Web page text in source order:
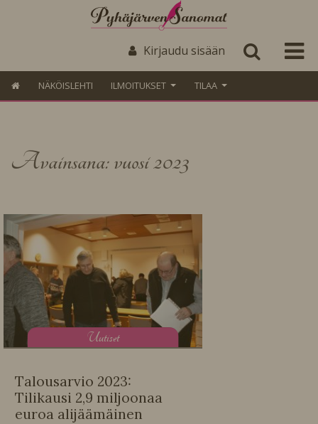
Kirjaudu sisään
NÄKÖISLEHTI ILMOITUKSET TILAA
Avainsana: vuosi 2023
Uutiset
Talousarvio 2023:
Tilikausi 2,9 miljoonaa
euroa alijäämäinen